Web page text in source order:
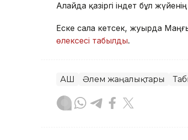
Алайда қазіргі індет бұл
Еске сала кетсек, жуырда
өлексесі табылды.
АҚШ Әлем жаңалықтары